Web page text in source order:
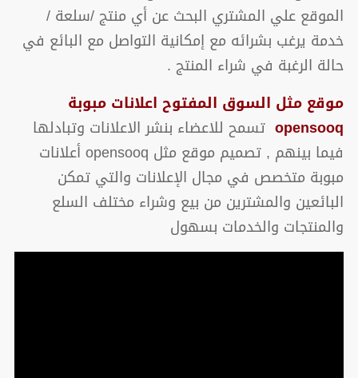
الموقع علي المشتري البحث عن أي منتج /سلعة /
خدمة يرغب بشرائه مع إمكانية التواصل مع البائع في
حالة الرغبة في شراء المنتج .
موقع مثل السوق المفتوح اعلانات مبوبة
opensooq تسمح للاعضاء بنشر الاعلانات وتبادلها
فيما بينهم , تصميم موقع مثل opensooq أعلانات
مبوبة متخصص في مجال الإعلانات والتي تمكن
البائعين والمشترين من بيع وشراء مختلف السلع
والمنتجات والخدمات بسهول